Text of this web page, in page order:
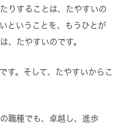
りすることは、たやすいの
ということを、もうひとが
、たやすいのです。
す。そして、たやすいからこ
職種でも、卓越し、進歩